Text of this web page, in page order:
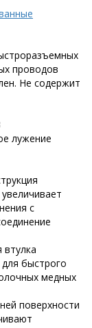
проводов
Не содержит
лужение
с
втулка
быстрого
медных
поверхности